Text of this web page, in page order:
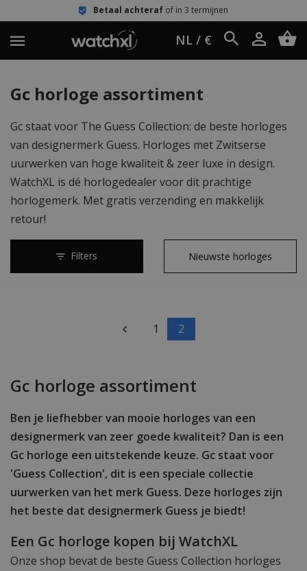
Betaal achterafof in 3 termijnen
NL / €
Gc horloge assortiment
Gc staat voor The Guess Collection: de beste horloges
van designermerk Guess. Horloges met Zwitserse
uurwerken van hoge kwaliteit & zeer luxe in design.
WatchXL is dé horlogedealer voor dit prachtige
horlogemerk. Met gratis verzending en makkelijk
retour!
Filters
1 2
Gc horloge assortiment
Ben je liefhebber van mooie horloges van een
designermerk van zeer goede kwaliteit? Dan is een
Gc horloge een uitstekende keuze. Gc staat voor
'Guess Collection', dit is een speciale collectie
uurwerken van het merk Guess. Deze horloges zijn
het beste dat designermerk Guess je biedt!
Een Gc horloge kopen bij WatchXL
Onze shop bevat de beste Guess Collection horloges